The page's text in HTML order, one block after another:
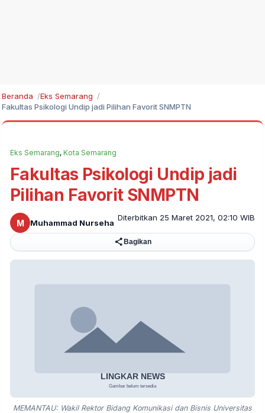
Beranda
Eks Semarang
Fakultas Psikologi Undip jadi Pilihan Favorit SNMPTN
Eks Semarang, Kota Semarang
Fakultas Psikologi Undip jadi
Pilihan Favorit SNMPTN
M Muhammad Nurseha
Diterbitkan 25 Maret 2021, 02:10 WIB
Bagikan
MEMANTAU: Wakil Rektor Bidang Komunikasi dan Bisnis Universitas